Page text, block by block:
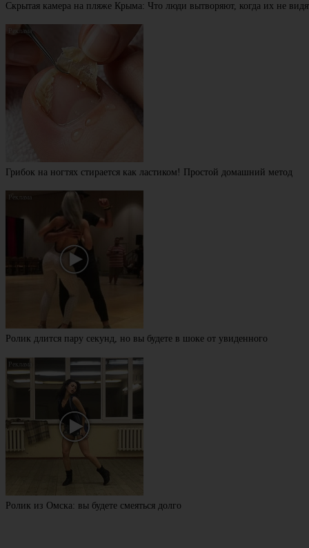
Скрытая камера на пляже Крыма: Что люди вытворяют, когда их не
Грибок на ногтях стирается как ластиком! Простой домашний метод
Ролик длится пару секунд, но вы будете в шоке от увиденного
Ролик из Омска: вы будете смеяться долго